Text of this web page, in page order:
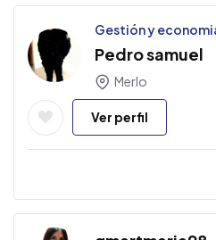
Gestión y
Pedro samuel
Merlo
Ver perfil